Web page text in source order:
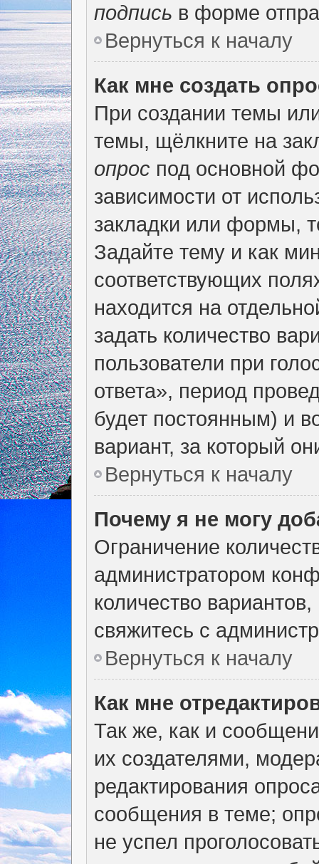
подпись в форме
Вернуться к началу
Как мне создать
При создании темы
темы, щёлкните на
опрос под основной
зависимости от
закладки или формы,
Задайте тему и как
соответствующих
находится на
задать количество
пользователи при
ответа», период
будет постоянным) и
вариант, за который
Вернуться к началу
Почему я не могу
Ограничение
администратором
количество
свяжитесь с
Вернуться к началу
Как мне
Так же, как и
их создателями,
редактирования
сообщения в теме;
не успел